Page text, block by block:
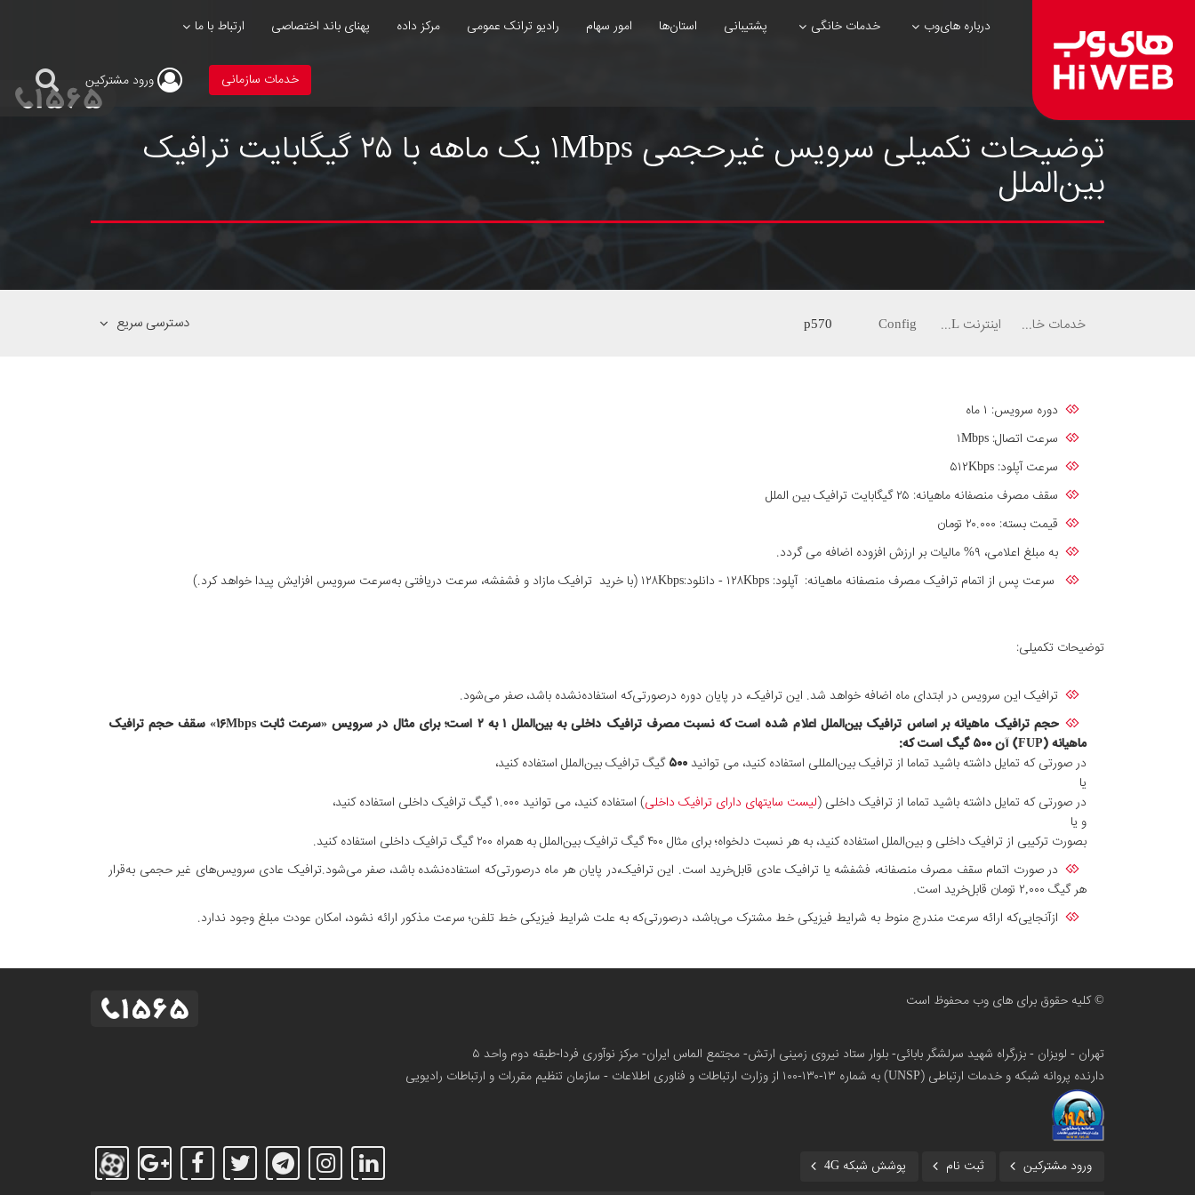
درباره های‌وب خدمات خانگی پشتیبانی استان‌ها امور سهام رادیو ترانک عمومی مرکز داده پهنای باند اختصاصی ارتباط با ما
ورود مشترکین خدمات سازمانی
توضیحات تکمیلی سرویس غیرحجمی ۱Mbps یک ماهه با ۲۵ گیگابایت ترافیک
بین‌الملل
خدمات خانگی اینترنت ADSL Config
p570 دسترسی سریع
دوره سرویس: ۱ ماه
سرعت اتصال: ۱Mbps
سرعت آپلود: ۵۱۲Kbps
سقف مصرف منصفانه ماهیانه: ۲۵ گیگابایت ترافیک بین الملل
قیمت بسته: ۲۰.۰۰۰ تومان
به مبلغ اعلامی، ۹% مالیات بر ارزش افزوده اضافه می گردد.
سرعت پس از اتمام ترافیک مصرف منصفانه ماهیانه: آپلود: ۱۲۸Kbps - دانلود:۱۲۸Kbps (با خرید ترافیک مازاد و فشفشه، سرعت دریافتی به‌سرعت سرویس افزایش پیدا خواهد کرد.)
توضیحات تکمیلی:
ترافیک این سرویس در ابتدای ماه اضافه خواهد شد. این ترافیک، در پایان دوره درصورتی‌که استفاده‌نشده باشد، صفر می‌شود.
حجم ترافیک ماهیانه بر اساس ترافیک بین‌الملل اعلام شده است که نسبت مصرف ترافیک داخلی به بین‌الملل ۱ به ۲ است؛ برای مثال در سرویس «سرعت ثابت ۱۶Mbps» سقف حجم ترافیک
ماهیانه (FUP) آن
۵۰۰ گیگ است که:
در صورتی که تمایل داشته باشید تماما از ترافیک بین‌المللی استفاده کنید، می توانید۵۰۰ گیگ ترافیک بین‌الملل استفاده کنید،
یا
در صورتی که تمایل داشته باشید تماما از ترافیک داخلی (لیست سایتهای دارای ترافیک داخلی) استفاده کنید، می توانید ۱.۰۰۰ گیگ ترافیک داخلی استفاده کنید،
و یا
بصورت ترکیبی از ترافیک داخلی و بین‌الملل استفاده کنید، به هر نسبت دلخواه؛ برای مثال ۴۰۰ گیگ ترافیک بین‌الملل به همراه ۲۰۰ گیگ ترافیک داخلی استفاده کنید.
در صورت اتمام سقف مصرف منصفانه، فشفشه یا ترافیک عادی قابل‌خرید است. این ترافیک،در پایان هر ماه درصورتی‌که استفاده‌نشده باشد، صفر می‌شود.ترافیک عادی سرویس‌های غیر حجمی به‌قرار
هر گیگ ۲,۰۰۰ تومان قابل‌خرید است.
ازآنجایی‌که ارائه سرعت مندرج منوط به شرایط فیزیکی خط مشترک می‌باشد، درصورتی‌که به علت شرایط فیزیکی خط تلفن؛ سرعت مذکور ارائه نشود، امکان عودت مبلغ وجود ندارد.
© کلیه حقوق برای های وب محفوظ است
تهران - لویزان - بزرگراه شهید سرلشگر بابائی- بلوار ستاد نیروی زمینی ارتش- مجتمع الماس ایران- مرکز نوآوری فردا-طبقه دوم واحد ۵
دارنده پروانه شبکه و خدمات ارتباطی (UNSP) به شماره ۱۳-۱۳۰-۱۰۰
از وزارت ارتباطات و فناوری اطلاعات - سازمان تنظیم مقررات و ارتباطات رادیویی
ورود مشترکین ثبت نام پوشش شبکه 4G